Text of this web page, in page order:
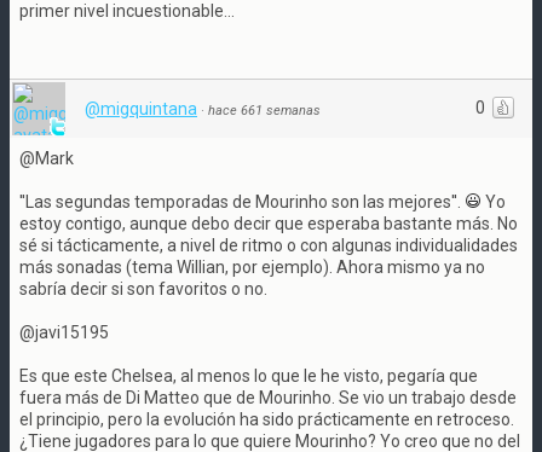
primer nivel incuestionable...
0
@migquintana · hace 661 semanas
@Mark
''Las segundas temporadas de Mourinho son las mejores''.
Yo
estoy contigo, aunque debo decir que esperaba bastante más. No
sé si tácticamente, a nivel de ritmo o con algunas individualidades
más sonadas (tema Willian, por ejemplo). Ahora mismo ya no
sabría decir si son favoritos o no.
@javi15195
Es que este Chelsea, al menos lo que le he visto, pegaría que
fuera más de Di Matteo que de Mourinho. Se vio un trabajo desde
el principio, pero la evolución ha sido prácticamente en retroceso.
¿Tiene jugadores para lo que quiere Mourinho? Yo creo que no del